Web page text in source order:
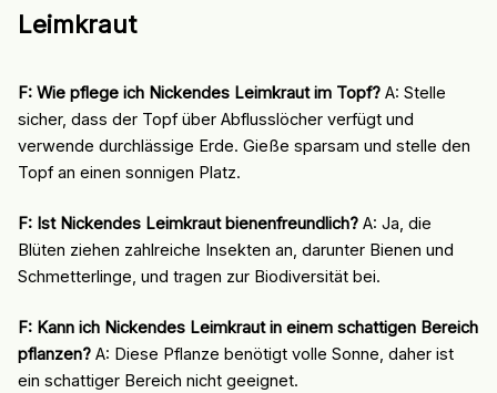
Leimkraut
F: Wie pflege ich Nickendes Leimkraut im Topf?A: Stelle
sicher, dass der Topf über Abflusslöcher verfügt und
verwende durchlässige Erde. Gieße sparsam und stelle den
Topf an einen sonnigen Platz.
F: Ist Nickendes Leimkraut bienenfreundlich?A: Ja, die
Blüten ziehen zahlreiche Insekten an, darunter Bienen und
Schmetterlinge, und tragen zur Biodiversität bei.
F: Kann ich Nickendes Leimkraut in einem schattigen Bereich
pflanzen?A: Diese Pflanze benötigt volle Sonne, daher ist
ein schattiger Bereich nicht geeignet.